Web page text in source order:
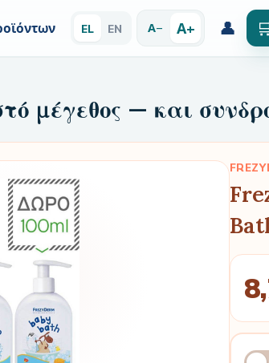
EL EN Α− Α+ 👤
μέγεθος — και